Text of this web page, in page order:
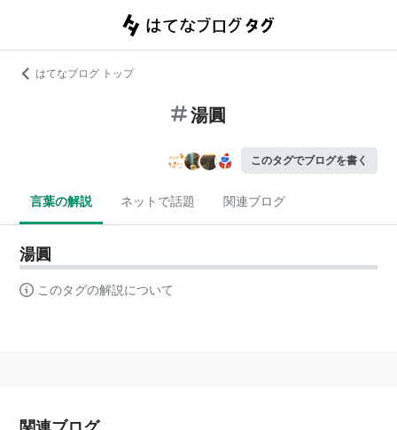
はてなブログ トップ
湯圓
このタグでブログを書く
言葉の解説 ネットで話題 関連ブログ
湯圓
このタグの解説について